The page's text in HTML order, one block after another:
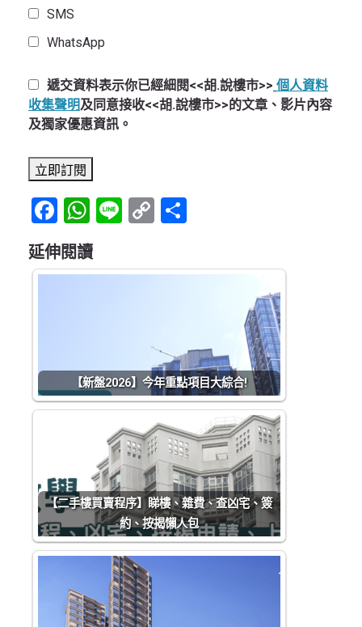
SMS
WhatsApp
遞交資料表示你已經細閱<<胡.說樓市>> 個人資料
收集聲明及同意接收<<胡.說樓市>>的文章、影片內容
及獨家優惠資訊。
Facebook
WhatsApp
LineCopy
延伸閱讀
【新盤2026】今年重點項目大綜合!
【二手樓買賣程序】睇樓、雜費、查凶宅、簽
約、按揭懶人包